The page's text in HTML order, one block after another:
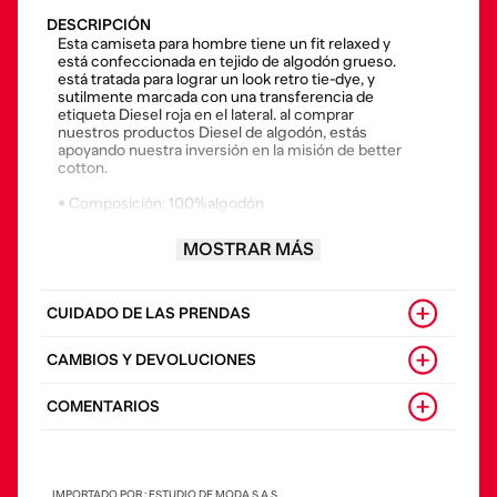
DESCRIPCIÓN
Esta camiseta para hombre tiene un fit relaxed y
está confeccionada en tejido de algodón grueso.
está tratada para lograr un look retro tie-dye, y
sutilmente marcada con una transferencia de
etiqueta Diesel roja en el lateral. al comprar
nuestros productos Diesel de algodón, estás
apoyando nuestra inversión en la misión de better
cotton.
• Composición: 100%algodón
• País origen: portugal
MOSTRAR MÁS
CUIDADO DE LAS PRENDAS
CAMBIOS Y DEVOLUCIONES
COMENTARIOS
IMPORTADO POR : ESTUDIO DE MODA S.A.S